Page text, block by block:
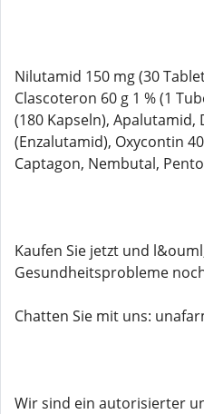
Nilutamid 150 mg (30
Clascoteron 60 g 1 % (1
(180 Kapseln),
(Enzalutamid), Oxycontin
Captagon, Nembutal,
Kaufen Sie jetzt und
Gesundheitsprobleme
Chatten Sie mit uns:
Wir sind ein autorisierter